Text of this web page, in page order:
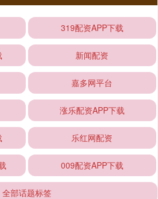
319配资APP下载
新闻配资
嘉多网平台
涨乐配资APP下载
乐红网配资
009配资APP下载
全部话题标签